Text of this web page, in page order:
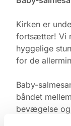
Kirken er
fortsætter! Vi
hyggelige
for de
Baby-
båndet
bevægelse